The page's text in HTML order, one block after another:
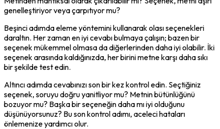
genelleştiriyor veya çarpıtıyor mu?
Beşinci adımda eleme yöntemini kullanarak olası seçenekleri
daraltın. Her zaman en iyi cevabı bulmaya çalışın; bazen bir
seçenek mükemmel olmasa da diğerlerinden daha iyi olabilir. İki
seçenek arasında kaldığınızda, her birini metne karşı daha sıkı
bir şekilde test edin.
Altıncı adımda cevabınızı son bir kez kontrol edin. Seçtiğiniz
seçenek, soruyu doğru yanitliyor mu? Metnin bütünlüğünü
bozuyor mu? Başka bir seçeneğin daha mı iyi olduğunu
düşünüyorsunuz? Bu son kontrol adımı, aceleci hataları
önlemenize yardımcı olur.